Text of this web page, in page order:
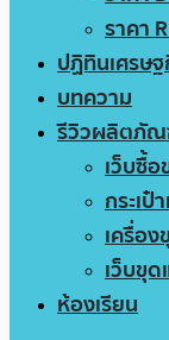
ราคา
ปฏิทินเศรษ
บทความ
รีวิวผลิตภั
เว็บซื้อ
กระเป๋
เครื่อง
เว็บขุ
ห้องเรียน